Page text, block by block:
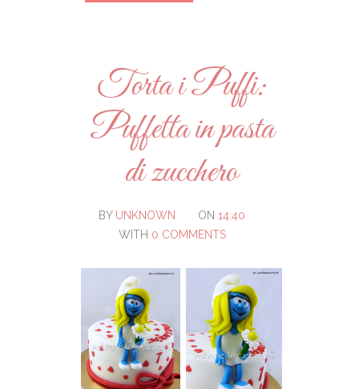
Torta i Puffi:
Puffetta in pasta
di zucchero
BY UNKNOWN ON 14:40
WITH 0 COMMENTS